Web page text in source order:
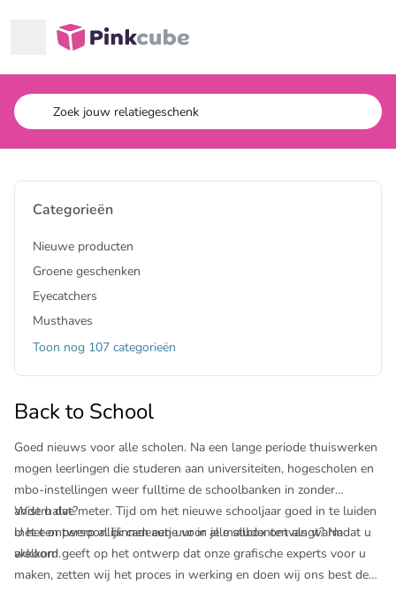
Pinkcube
Categorieën
Nieuwe producten
Groene geschenken
Eyecatchers
Musthaves
Toon nog 107 categorieën
Back to School
Goed nieuws voor alle scholen. Na een lange periode thuiswerken
mogen leerlingen die studeren aan universiteiten, hogescholen en
mbo-instellingen weer fulltime de schoolbanken in zonder
anderhalve meter. Tijd om het nieuwe schooljaar goed in te luiden
met een persoonlijk cadeautje voor alle studenten als warm
welkom.
Wist u dat?
U het ontwerp al binnen een uur in je mailbox ontvangt? Nadat u
akkoord geeft op het ontwerp dat onze grafische experts voor u
maken, zetten wij het proces in werking en doen wij ons best de